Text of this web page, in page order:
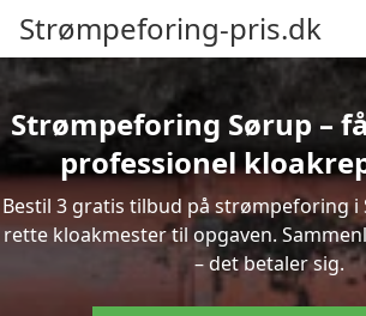
Strømpeforing-pris.dk
Strømpeforing Sørup –
professionel
Bestil 3 gratis tilbud på strømpeforing
rette kloakmester til opgaven.
– det betaler sig.